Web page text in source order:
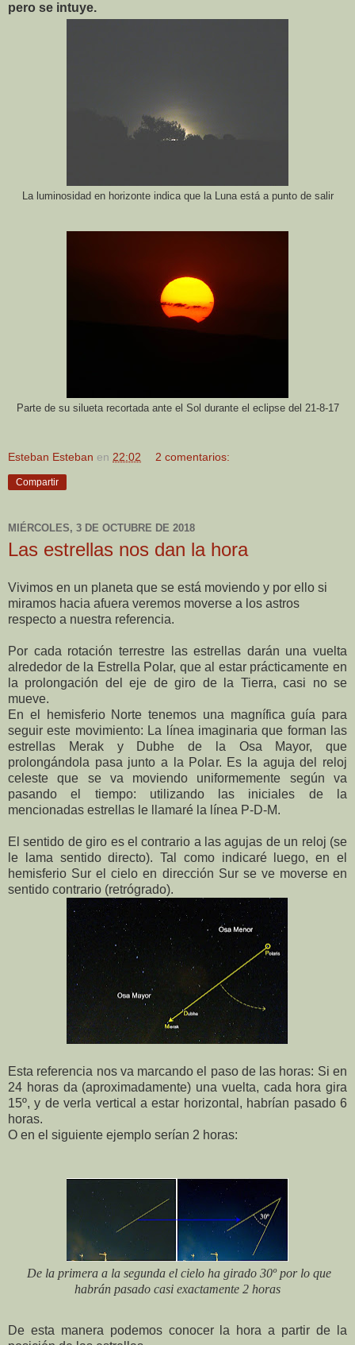
pero se intuye.
La luminosidad en horizonte indica que la Luna está a punto de salir
Parte de su silueta recortada ante el Sol durante el eclipse del 21-8-17
Esteban Esteban en 22:02 2 comentarios:
Compartir
MIÉRCOLES, 3 DE OCTUBRE DE 2018
Las estrellas nos dan la hora
Vivimos en un planeta que se está moviendo y por ello si
miramos hacia afuera veremos moverse a los astros
respecto a nuestra referencia.
Por cada rotación terrestre las estrellas darán una vuelta
alrededor de la Estrella Polar, que al estar prácticamente en
la prolongación del eje de giro de la Tierra, casi no se
mueve.
En el hemisferio Norte tenemos una magnífica guía para
seguir este movimiento: La línea imaginaria que forman las
estrellas Merak y Dubhe de la Osa Mayor, que
prolongándola pasa junto a la Polar. Es la aguja del reloj
celeste que se va moviendo uniformemente según va
pasando el tiempo: utilizando las iniciales de la
mencionadas estrellas le llamaré la línea P-D-M.
El sentido de giro es el contrario a las agujas de un reloj (se
le lama sentido directo). Tal como indicaré luego, en el
hemisferio Sur el cielo en dirección Sur se ve moverse en
sentido contrario (retrógrado).
Esta referencia nos va marcando el paso de las horas: Si en
24 horas da (aproximadamente) una vuelta, cada hora gira
15º, y de verla vertical a estar horizontal, habrían pasado 6
horas.
O en el siguiente ejemplo serían 2 horas:
De la primera a la segunda el cielo ha girado 30º por lo que
habrán pasado casi exactamente 2 horas
De esta manera podemos conocer la hora a partir de la